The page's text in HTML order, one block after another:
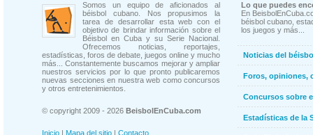
Somos un equipo de aficionados al
béisbol cubano. Nos propusimos la
tarea de desarrollar esta web con el
objetivo de brindar información sobre el
Béisbol en Cuba y su Serie Nacional.
Ofrecemos noticias, reportajes,
estadísticas, foros de debate, juegos online y mucho
más... Constantemente buscamos mejorar y ampliar
nuestros servicios por lo que pronto publicaremos
nuevas secciones en nuestra web como concursos
y otros entretenimientos.
© copyright 2009 - 2026 BeisbolEnCuba.com
Inicio | Mapa del sitio | Contacto
Lo que puedes
En
béisbol cubano,
los juegos y más...
Noticias del
Foros, opiniones,
Concursos sobre
Estadísticas de la